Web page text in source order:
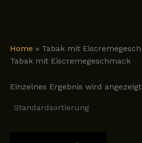
Home » Tabak mit
Tabak mit Eiscremegeschmack
Einzelnes Ergebnis wird angezeigt